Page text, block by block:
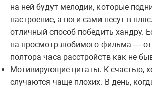
на ней будут мелодии, которые
настроение, а ноги сами несут в
отличный способ победить хандру.
на просмотр любимого фильма —
полтора часа расстройств как не
Мотивирующие цитаты. К счастью,
случаются чаще плохих. В день,